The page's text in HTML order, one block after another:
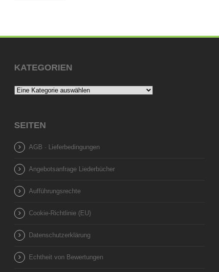
KATEGORIEN
SEITEN
AGB · Lieferbedingungen
Angebotsanfrage Liederbücher
Aufführungsrechte
Cookie-Richtlinie (EU)
Datenschutzerklärung
Echtheit von Bewertungen